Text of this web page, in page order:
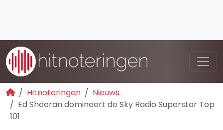
Hitnoteringen
Nieuws
Ed Sheeran domineert de Sky Radio Superstar Top
101